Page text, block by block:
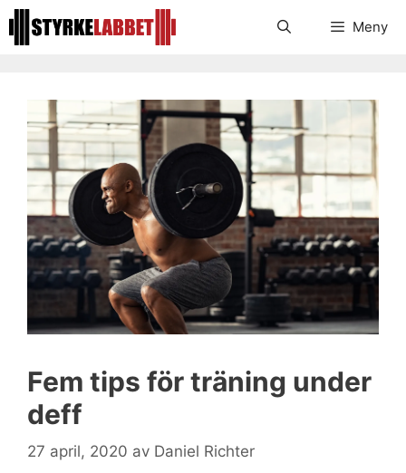
Hoppa
till
Meny
Fem tips för träning under
deff
27 april, 2020 av Daniel Richter